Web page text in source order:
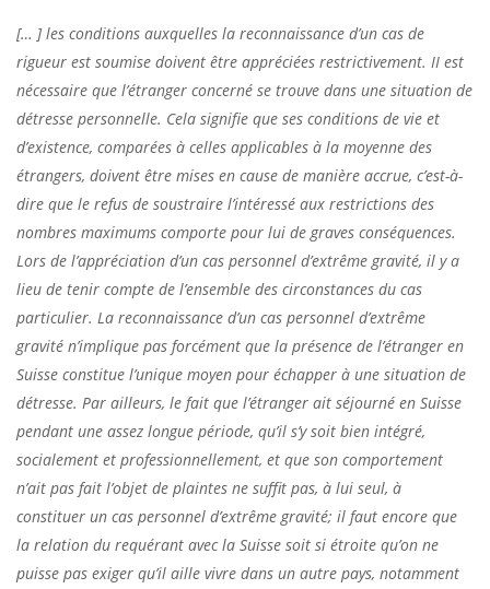
[… ] les conditions auxquelles la reconnaissance d’un cas de
rigueur est soumise doivent être appréciées restrictivement. II est
nécessaire que l’étranger concerné se trouve dans une situation de
détresse personnelle. Cela signifie que ses conditions de vie et
d’existence, comparées à celles applicables à la moyenne des
étrangers, doivent être mises en cause de manière accrue, c’est-à-
dire que le refus de soustraire l’intéressé aux restrictions des
nombres maximums comporte pour lui de graves conséquences.
Lors de l’appréciation d’un cas personnel d’extrême gravité, il y a
lieu de tenir compte de l’ensemble des circonstances du cas
particulier. La reconnaissance d’un cas personnel d’extrême
gravité n’implique pas forcément que la présence de l’étranger en
Suisse constitue l’unique moyen pour échapper à une situation de
détresse. Par ailleurs, le fait que l’étranger ait séjourné en Suisse
pendant une assez longue période, qu’il s’y soit bien intégré,
socialement et professionnellement, et que son comportement
n’ait pas fait l’objet de plaintes ne suffit pas, à lui seul, à
constituer un cas personnel d’extrême gravité; il faut encore que
la relation du requérant avec la Suisse soit si étroite qu’on ne
puisse pas exiger qu’il aille vivre dans un autre pays, notamment